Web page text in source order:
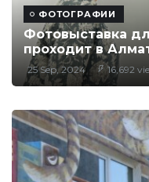
ФОТОГРАФИИ
Фотовыставка
проходит в
25 Sep, 2024 16,692